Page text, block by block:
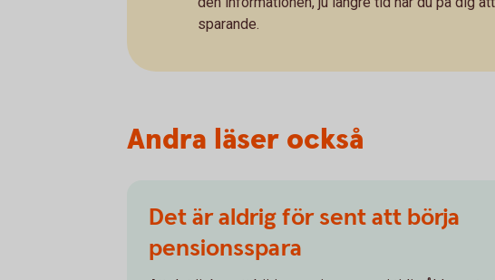
sparande.
Andra läser också
Det är aldrig för sent att börja
pensionsspara